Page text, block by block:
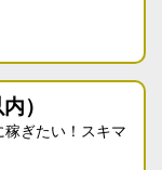
）
ぎたい！スキマ